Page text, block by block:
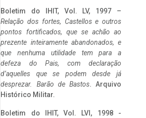
Boletim do IHIT, Vol. LV, 1997 –
Relação dos fortes, Castellos e outros
pontos fortificados, que se achão ao
prezente inteiramente abandonados, e
que nenhuma utilidade tem para a
defeza do Pais, com declaração
d’aquelles que se podem desde já
desprezar. Barão de Bastos. Arquivo
Histórico Militar.
Boletim do IHIT, Vol. LVI, 1998 -